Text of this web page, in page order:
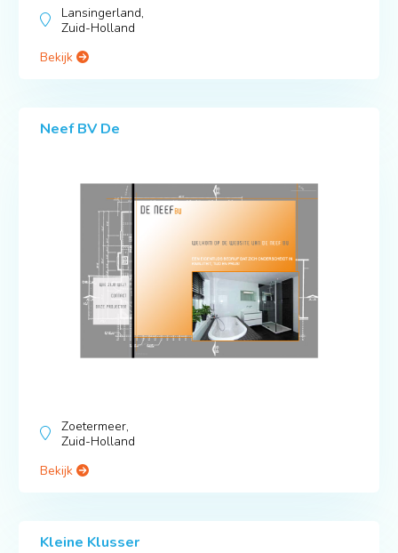
Lansingerland,
Zuid-Holland
Bekijk
Neef BV De
Zoetermeer,
Zuid-Holland
Bekijk
Kleine Klusser